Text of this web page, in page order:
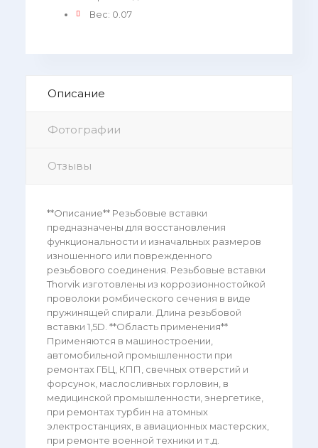
Вес: 0.07
Описание
Фотографии
Отзывы
**Описание** Резьбовые вставки
предназначены для восстановления
функциональности и изначальных размеров
изношенного или поврежденного
резьбового соединения. Резьбовые вставки
Thorvik изготовлены из коррозионностойкой
проволоки ромбического сечения в виде
пружинящей спирали. Длина резьбовой
вставки 1,5D. **Область применения**
Применяются в машиностроении,
автомобильной промышленности при
ремонтах ГБЦ, КПП, свечных отверстий и
форсунок, маслосливных горловин, в
медицинской промышленности, энергетике,
при ремонтах турбин на атомных
электростанциях, в авиационных мастерских,
при ремонте военной техники и т.д.